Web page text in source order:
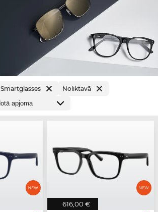
Smartglasses Noliktavā
616,00 €